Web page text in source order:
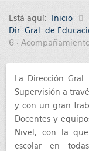
Está aquí: Inicio
Dir. Gral. de
6 ·
La Dirección
Supervisión a
y con un gran
Docentes y
Nivel, con la
escolar en